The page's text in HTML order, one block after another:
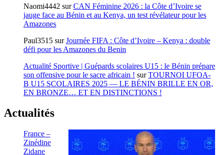
Naomi4442 surCAN Féminine 2026 : la Côte d’Ivoire se
jauge face au Bénin et au Kenya, un test révélateur pour les
Amazones
Paul3515 surJournée FIFA : Côte d’Ivoire – Kenya : double
défi pour les Amazones du Benin
Actualité Sportive | Guépards scolaires U15 : le Bénin prépare
son offensive pour le sacre africain ! surTOURNOI UFOA-
B U15 SCOLAIRES 2025 — LE BÉNIN BRILLE EN OR,
EN BRONZE… ET EN DISTINCTIONS !
Actualités
France –
Zinédine
Zidane